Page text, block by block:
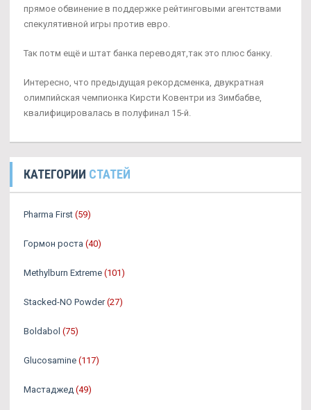
прямое обвинение в поддержке рейтинговыми агентствами
спекулятивной игры против евро.
Так потм ещё и штат банка переводят,так это плюс банку.
Интересно, что предыдущая рекордсменка, двукратная
олимпийская чемпионка Кирсти Ковентри из Зимбабве,
квалифицировалась в полуфинал 15-й.
КАТЕГОРИИ СТАТЕЙ
Pharma First (59)
Гормон роста (40)
Methylburn Extreme (101)
Stacked-NO Powder (27)
Boldabol (75)
Glucosamine (117)
Мастаджед (49)